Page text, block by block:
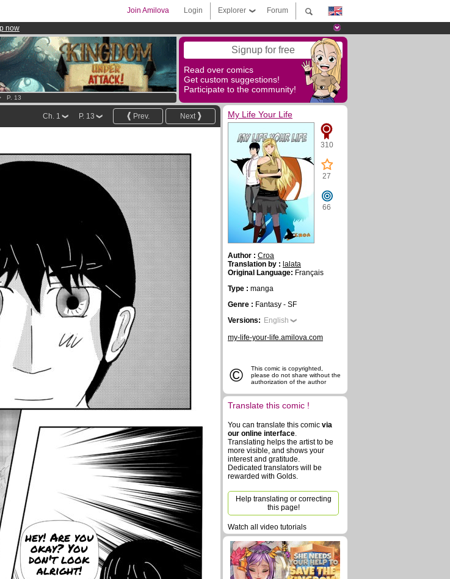
Forum
Explorer
Login
Join Amilova
now
Signup for free
Read over comics
Get custom suggestions!
Participate to the community!
P. 13
Next
Prev.
P. 13
Ch. 1
hey! Are you
okay? You
don't look
alright!
My Life Your Life
310
27
66
Author : Croa
Translation by : lalata
Original Language: Français
Type : manga
Genre : Fantasy - SF
Versions: English
my-life-your-life.amilova.com
©
This comic is copyrighted,
please do not share without the
authorization of the author
Translate this comic !
You can translate this comic via
our online interface.
Translating helps the artist to be
more visible, and shows your
interest and gratitude.
Dedicated translators will be
rewarded with Golds.
Help translating or correcting
this page!
Watch all video tutorials